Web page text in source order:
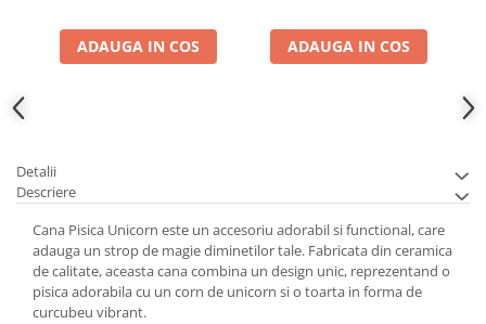
ADAUGA IN COS ADAUGA IN COS
Detalii
Descriere
Cana Pisica Unicorn este un accesoriu adorabil si functional, care
adauga un strop de magie diminetilor tale. Fabricata din ceramica
de calitate, aceasta cana combina un design unic, reprezentand o
pisica adorabila cu un corn de unicorn si o toarta in forma de
curcubeu vibrant.